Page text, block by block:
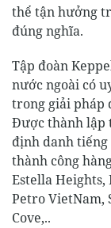
thể tận hưởng
đúng nghĩa.
Tập đoàn
nước ngoài có
trong giải pháp
Được thành lập
định danh
thành công
Estella Heights,
Petro VietNam,
Cove,..